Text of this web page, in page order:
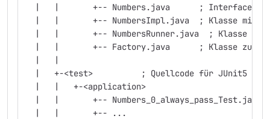
|   |       +-- Numbers.java      ; Interface
|   |       +-- NumbersImpl.java  ; Klasse mit
|   |       +-- NumbersRunner.java  ; Klasse
|   |       +-- Factory.java      ; Klasse zur
  |   |
|   +-<test>          ; Quellcode für JUnit5 -
  |   |   +-<application>
|   |       +-- Numbers_0_always_pass_Test.java
  |   |       +-- ...